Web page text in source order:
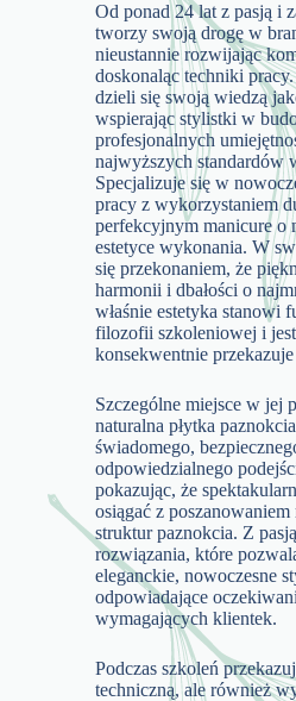
Od ponad 24 lat z pasją i
tworzy swoją drogę w
nieustannie rozwijając
doskonaląc techniki
dzieli się swoją wiedzą
wspierając stylistki w
profesjonalnych
najwyższych standardów
Specjalizuje się w
pracy z wykorzystaniem
perfekcyjnym manicure o
estetyce wykonania. W
się przekonaniem, że
harmonii i dbałości o
właśnie estetyka stanowi
filozofii szkoleniowej i
konsekwentnie
Szczególne miejsce w jej
naturalna płytka
świadomego,
odpowiedzialnego
pokazując, że
osiągać z
struktur paznokcia. Z
rozwiązania, które
eleganckie, nowoczesne
odpowiadające
wymagających klientek.
Podczas szkoleń
techniczną, ale również